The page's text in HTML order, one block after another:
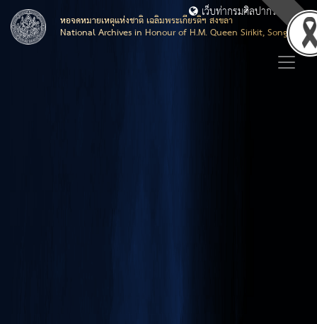
หอจดหมายเหตุแห่งชาติ เฉลิมพระเกียรติฯ สงขลา
National Archives in Honour of H.M. Queen Sirikit, Songkhla
เว็บท่ากรมศิลปากร